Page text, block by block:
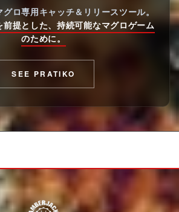
ロ専用キャッチ＆リリースツール。
提とした、持続可能なマグロゲーム
のために。
SEE PRATIKO